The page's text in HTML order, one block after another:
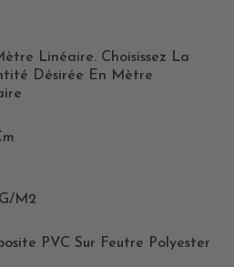
Linéaire. Choisissez La
Désirée En Mètre
m2
PVC Sur Feutre Polyester